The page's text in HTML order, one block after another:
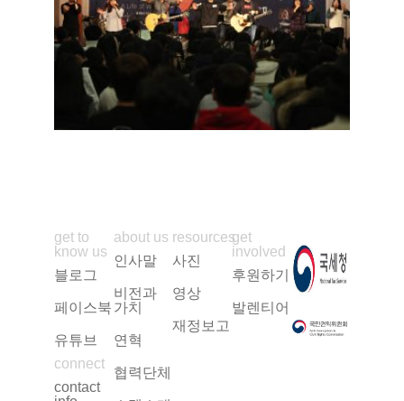
get to
know us
블로그
페이스북
유튜브
connect
contact
about us
인사말
비전과
가치
연혁
협력단체
resources
사진
영상
재정보고
get
involved
후원하기
발렌티어